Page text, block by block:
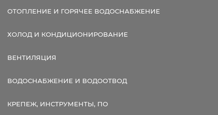
ОТОПЛЕНИЕ И ГОРЯЧЕЕ ВОДОСНАБЖЕНИЕ
ХОЛОД И КОНДИЦИОНИРОВАНИЕ
ВЕНТИЛЯЦИЯ
ВОДОСНАБЖЕНИЕ И ВОДООТВОД
КРЕПЕЖ, ИНСТРУМЕНТЫ, ПО